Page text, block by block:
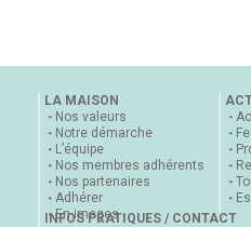
LA MAISON
Nos valeurs
Notre démarche
L’équipe
Nos membres adhérents
Nos partenaires
Adhérer
En images
INFOS PRATIQUES / CONTACT